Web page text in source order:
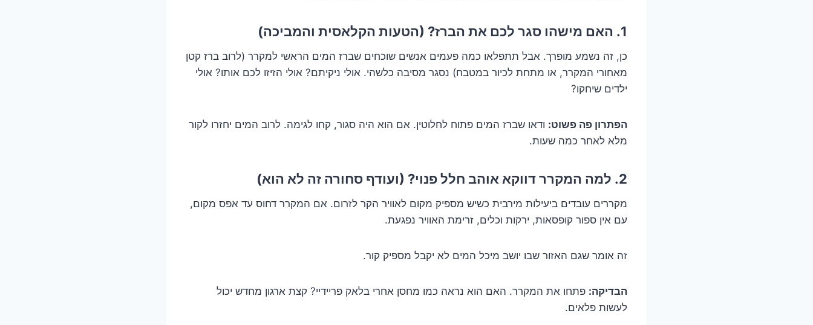
1. האם מישהו סגר לכם את הברז? (הטעות הקלאסית והמביכה)
כן, זה נשמע מופרך. אבל תתפלאו כמה פעמים אנשים שוכחים שברז המים הראשי למקרר (לרוב ברז קטן
מאחורי המקרר, או מתחת לכיור במטבח) נסגר מסיבה כלשהי. אולי ניקיתם? אולי הזיזו לכם אותו? אולי
ילדים שיחקו?
הפתרון פה פשוט: ודאו שברז המים פתוח לחלוטין. אם הוא היה סגור, קחו לגימה. לרוב המים יחזרו לקור
מלא לאחר כמה שעות.
2. למה המקרר דווקא אוהב חלל פנוי? (ועודף סחורה זה לא הוא)
מקררים עובדים ביעילות מירבית כשיש מספיק מקום לאוויר הקר לזרום. אם המקרר דחוס עד אפס מקום,
עם אין ספור קופסאות, ירקות וכלים, זרימת האוויר נפגעת.
זה אומר שגם האזור שבו יושב מיכל המים לא יקבל מספיק קור.
הבדיקה: פתחו את המקרר. האם הוא נראה כמו מחסן אחרי בלאק פריידיי? קצת ארגון מחדש יכול
לעשות פלאים.